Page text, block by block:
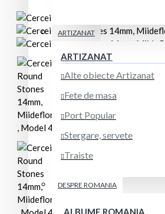
ARTIZANAT
ARTIZANAT
Alte obiecte Artizanat
Fete de masa
Port Popular
Stergare, servete
Traiste
DESPRE ROMANIA
ALBUME ROMANIA